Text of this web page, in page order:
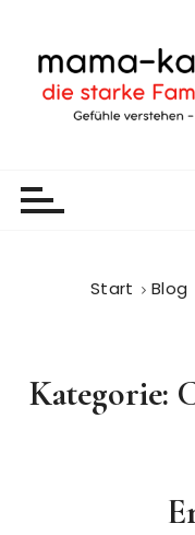
Start Blog
Kategorie: